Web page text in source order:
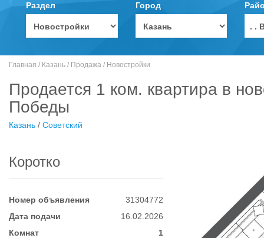
Раздел Город
. .
Главная / Казань / Продажа / Новостройки
Продается 1 ком. квартира в
Победы
Казань / Советский
Коротко
Номер объявления
31304772
Дата подачи
16.02.2026
Комнат
1